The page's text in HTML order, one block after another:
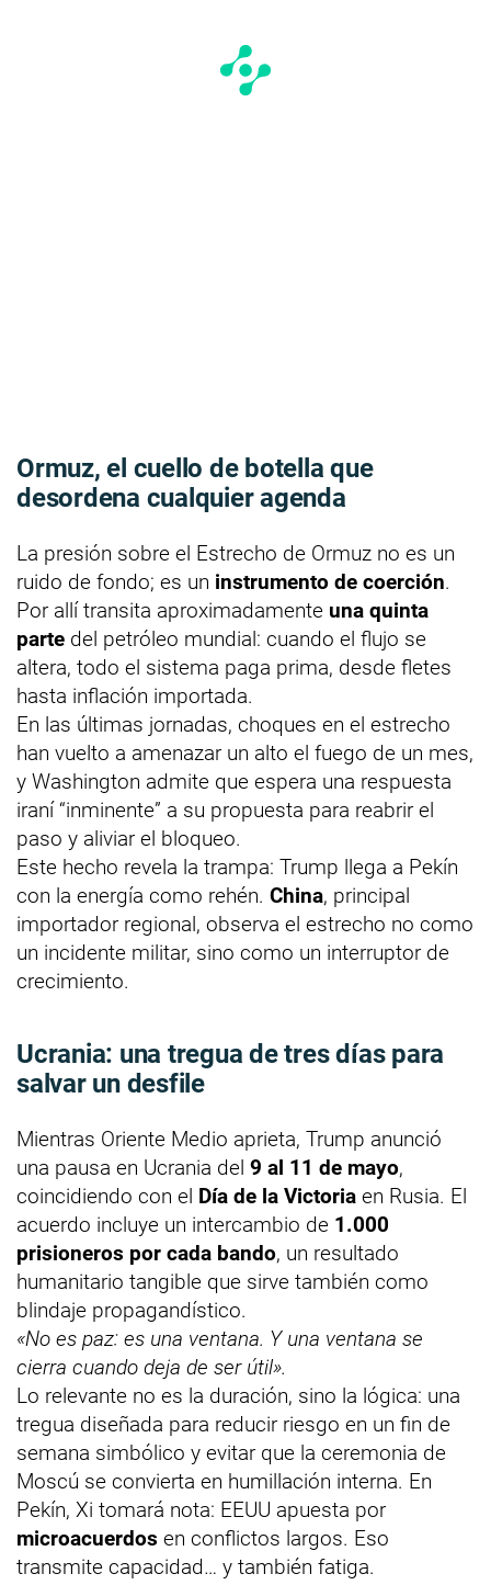
Ormuz, el cuello de botella que
desordena cualquier agenda
La presión sobre el Estrecho de Ormuz no es un
ruido de fondo; es un instrumento de coerción.
Por allí transita aproximadamente una quinta
parte del petróleo mundial: cuando el flujo se
altera, todo el sistema paga prima, desde fletes
hasta inflación importada.
En las últimas jornadas, choques en el estrecho
han vuelto a amenazar un alto el fuego de un mes,
y Washington admite que espera una respuesta
iraní “inminente” a su propuesta para reabrir el
paso y aliviar el bloqueo.
Este hecho revela la trampa: Trump llega a Pekín
con la energía como rehén. China, principal
importador regional, observa el estrecho no como
un incidente militar, sino como un interruptor de
crecimiento.
Ucrania: una tregua de tres días para
salvar un desfile
Mientras Oriente Medio aprieta, Trump anunció
una pausa en Ucrania del 9 al 11 de mayo,
coincidiendo con el Día de la Victoria en Rusia. El
acuerdo incluye un intercambio de 1.000
prisioneros por cada bando, un resultado
humanitario tangible que sirve también como
blindaje propagandístico.
«No es paz: es una ventana. Y una ventana se
cierra cuando deja de ser útil».
Lo relevante no es la duración, sino la lógica: una
tregua diseñada para reducir riesgo en un fin de
semana simbólico y evitar que la ceremonia de
Moscú se convierta en humillación interna. En
Pekín, Xi tomará nota: EEUU apuesta por
microacuerdos en conflictos largos. Eso
transmite capacidad… y también fatiga.